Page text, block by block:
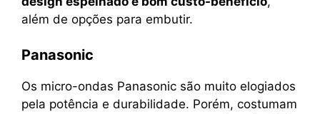
além de opções para embutir.
Panasonic
Os micro-ondas Panasonic são muito elogiados
pela potência e durabilidade. Porém, costumam